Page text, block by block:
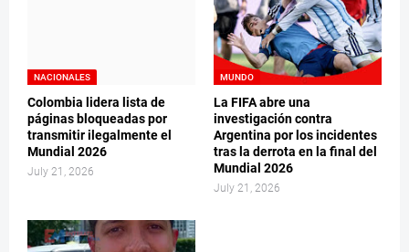
NACIONALES
Colombia lidera lista de
páginas bloqueadas por
transmitir ilegalmente el
Mundial 2026
July 21, 2026
MUNDO
La FIFA abre una
investigación contra
Argentina por los incidentes
tras la derrota en la final del
Mundial 2026
July 21, 2026